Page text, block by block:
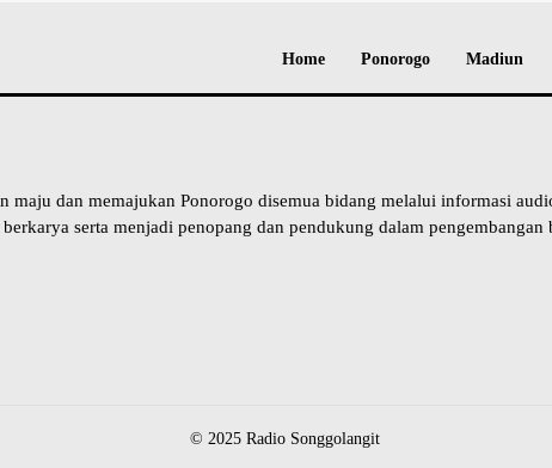
Home Ponorogo Madiun
dan memajukan Ponorogo disemua bidang melalui informasi
serta menjadi penopang dan pendukung dalam pengembangan
© 2025 Radio Songgolangit